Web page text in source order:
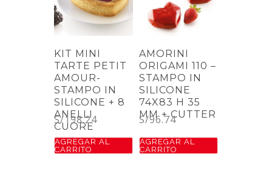
KIT MINI
TARTE PETIT
AMOUR-
STAMPO IN
SILICONE + 8
ANELLI
CUORE
S/198.24
AGREGAR AL
CARRITO
AMORINI
ORIGAMI 110 –
STAMPO IN
SILICONE
74X83 H 35
MM + CUTTER
S/96.74
AGREGAR AL
CARRITO